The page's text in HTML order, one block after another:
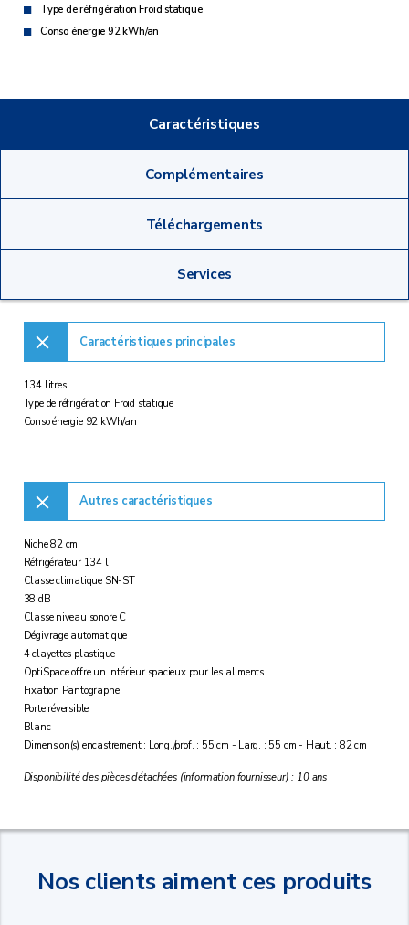
Type de réfrigération Froid statique
Conso énergie 92 kWh/an
Caractéristiques
Complémentaires
Téléchargements
Services
Caractéristiques principales
134 litres
Type de réfrigération Froid statique
Conso énergie 92 kWh/an
Autres caractéristiques
Niche 82 cm
Réfrigérateur 134 l.
Classe climatique SN-ST
38 dB
Classe niveau sonore C
Dégivrage automatique
4 clayettes plastique
OptiSpace offre un intérieur spacieux pour les aliments
Fixation Pantographe
Porte réversible
Blanc
Dimension(s) encastrement : Long./prof. : 55 cm - Larg. : 55 cm - Haut. : 82 cm
Disponibilité des pièces détachées (information fournisseur) : 10 ans
Nos clients aiment ces produits